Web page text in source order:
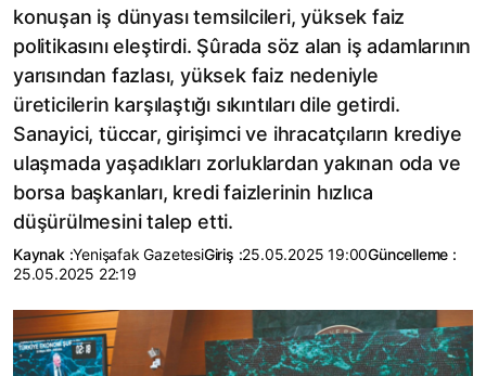
konuşan iş dünyası temsilcileri, yüksek faiz
politikasını eleştirdi. Şûrada söz alan iş adamlarının
yarısından fazlası, yüksek faiz nedeniyle
üreticilerin karşılaştığı sıkıntıları dile getirdi.
Sanayici, tüccar, girişimci ve ihracatçıların krediye
ulaşmada yaşadıkları zorluklardan yakınan oda ve
borsa başkanları, kredi faizlerinin hızlıca
düşürülmesini talep etti.
Kaynak :Yenişafak GazetesiGiriş :25.05.2025 19:00Güncelleme :
25.05.2025 22:19